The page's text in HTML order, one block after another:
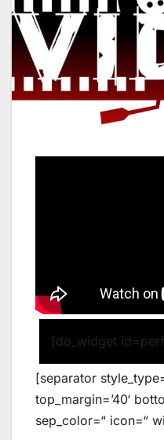
[do_widget
[separator
top_margin=’40‘
sep_color=“ icon=“